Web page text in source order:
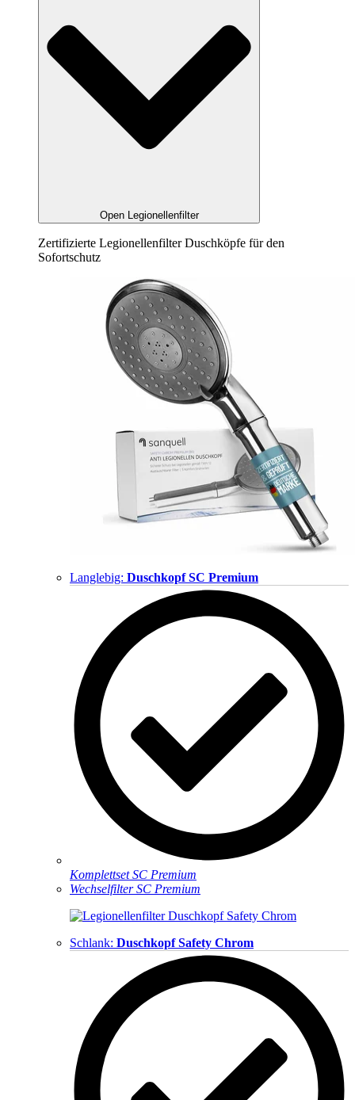
Open Legionellenfilter
Zertifizierte Legionellenfilter Duschköpfe für den
Sofortschutz
Langlebig: Duschkopf SC Premium
Komplettset SC Premium
Wechselfilter SC Premium
Schlank: Duschkopf Safety Chrom